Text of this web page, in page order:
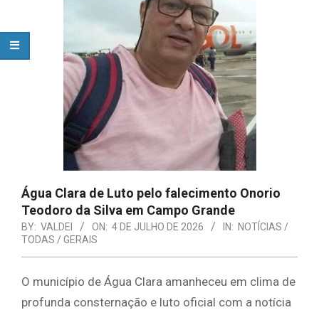
Água Clara de Luto pelo falecimento Onorio
Teodoro da Silva em Campo Grande
BY: VALDEI ON: 4 DE JULHO DE 2026 IN: NOTÍCIAS /
TODAS / GERAIS
​O município de Água Clara amanheceu em clima de
profunda consternação e luto oficial com a notícia